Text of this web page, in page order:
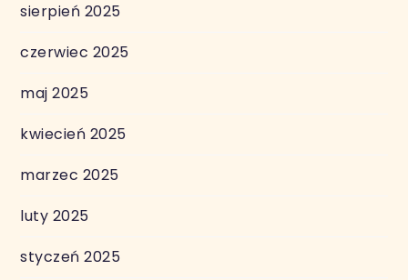
sierpień 2025
czerwiec 2025
maj 2025
kwiecień 2025
marzec 2025
luty 2025
styczeń 2025